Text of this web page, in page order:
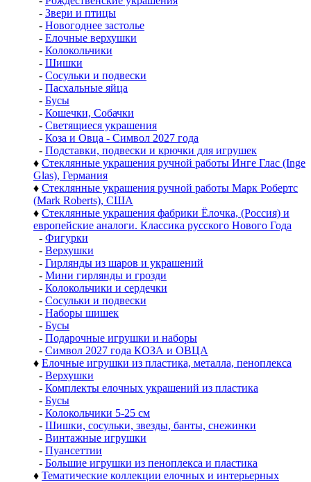
- Звери и птицы
- Новогоднее застолье
- Елочные верхушки
- Колокольчики
- Шишки
- Сосульки и подвески
- Пасхальные яйца
- Бусы
- Кошечки, Собачки
- Светящиеся украшения
- Коза и Овца - Символ 2027 года
- Подставки, подвески и крючки для игрушек
♦ Стеклянные украшения ручной работы Инге Глас (Inge
Glas), Германия
♦ Стеклянные украшения ручной работы Марк Робертс
(Mark Roberts), США
♦ Стеклянные украшения фабрики Ёлочка, (Россия) и
европейские аналоги. Классика русского Нового Года
- Фигурки
- Верхушки
- Гирлянды из шаров и украшений
- Мини гирлянды и грозди
- Колокольчики и сердечки
- Сосульки и подвески
- Наборы шишек
- Бусы
- Подарочные игрушки и наборы
- Символ 2027 года КОЗА и ОВЦА
♦ Елочные игрушки из пластика, металла, пеноплекса
- Верхушки
- Комплекты елочных украшений из пластика
- Бусы
- Колокольчики 5-25 см
- Шишки, сосульки, звезды, банты, снежинки
- Винтажные игрушки
- Пуансеттии
- Большие игрушки из пеноплекса и пластика
♦ Тематические коллекции елочных и интерьерных